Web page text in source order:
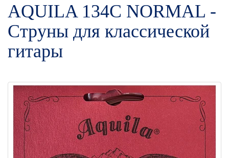
AQUILA 134С NORMAL -
Струны для классической
гитары